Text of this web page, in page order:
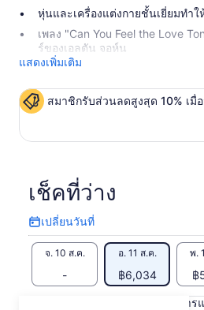
หุ่นและเครื่องแต่งกายชั้นเยี่ยมทำ
เพลง "Can You Feel the Love
ร์ของเอลตัน จอห์น
แสดงเพิ่มเติม
สมาชิกรับส่วนลดสูงสุด 10% เมื่
เช็คที่ว่าง
เปลี่ยนวันที่
เปลี่ยน
วัน
จ. 10 ส.ค.
-
อ. 11 ส.ค.
฿6,034
พ.
฿
เนื้อหาในหน้านี้อาจได้รับกา